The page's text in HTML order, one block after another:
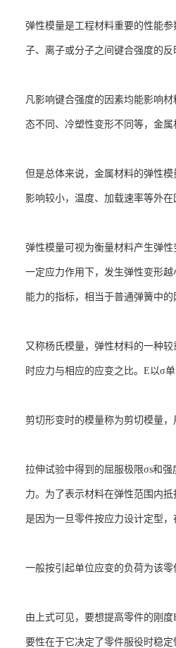
弹性模量是工程材料重要的性能
子、离子或分子之间键合强度的反
凡影响键合强度的因素均能影响
态不同、冷塑性变形不同等，金属
但是总体来说，金属材料的弹性
影响较小，温度、加载速率等外
弹性模量可视为衡量材料产生弹
一定应力作用下，发生弹性变形
能力的指标，相当于普通弹簧中的
又称杨氏模量，弹性材料的一种
时应力与相应的应变之比。E以σ
剪切形变时的模量称为剪切模量
拉伸试验中得到的屈服极限σs和
力。为了表示材料在弹性范围内
是因为一旦零件按应力设计定型
一般按引起单位应变的负荷为该
由上式可见，要想提高零件的刚
要性在于它决定了零件服役时稳定